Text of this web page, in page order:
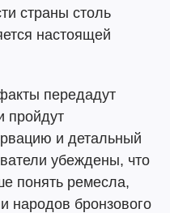
страны столь
настоящей
передадут
пройдут
и детальный
убеждены, что
понять ремесла,
народов бронзового